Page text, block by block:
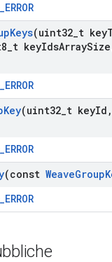
Keys(uint32 t key
t keyIdsArraySize
Key(uint32 t keyId ,
(const WeaveGroup